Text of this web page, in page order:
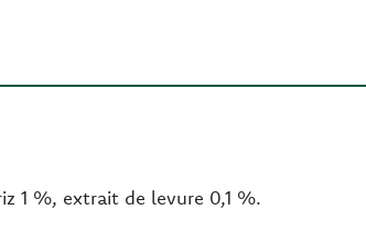
1 %, extrait de levure 0,1 %.